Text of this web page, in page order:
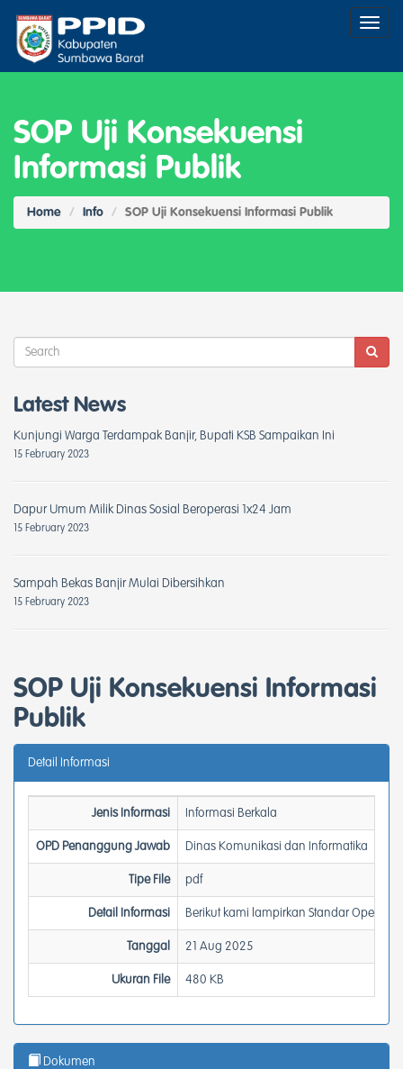
Toggle
SOP Uji Konsekuensi
Informasi Publik
Home Info SOP Uji Konsekuensi Informasi Publik
Latest News
Kunjungi Warga Terdampak Banjir, Bupati KSB Sampaikan Ini
15 February 2023
Dapur Umum Milik Dinas Sosial Beroperasi 1x24 Jam
15 February 2023
Sampah Bekas Banjir Mulai Dibersihkan
15 February 2023
SOP Uji Konsekuensi Informasi
Publik
Detail Informasi
Jenis Informasi Informasi Berkala
OPD Penanggung Jawab Dinas Komunikasi dan Informatika
Tipe File pdf
Detail Informasi Berikut kami lampirkan Standar
Tanggal 21 Aug 2025
Ukuran File 480 KB
Dokumen